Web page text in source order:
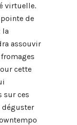
virtuelle.
de
la
assouvir
cette
sur ces
déguster